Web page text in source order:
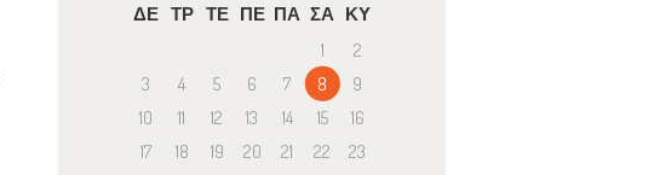
ΔΕ ΤΡ ΤΕ ΠΕ ΠΑ ΣΑ ΚΥ
1
2
3
4 5 6 7 8
9
10
11 12 13 14 15
16
17
18 19 20 21 22
23